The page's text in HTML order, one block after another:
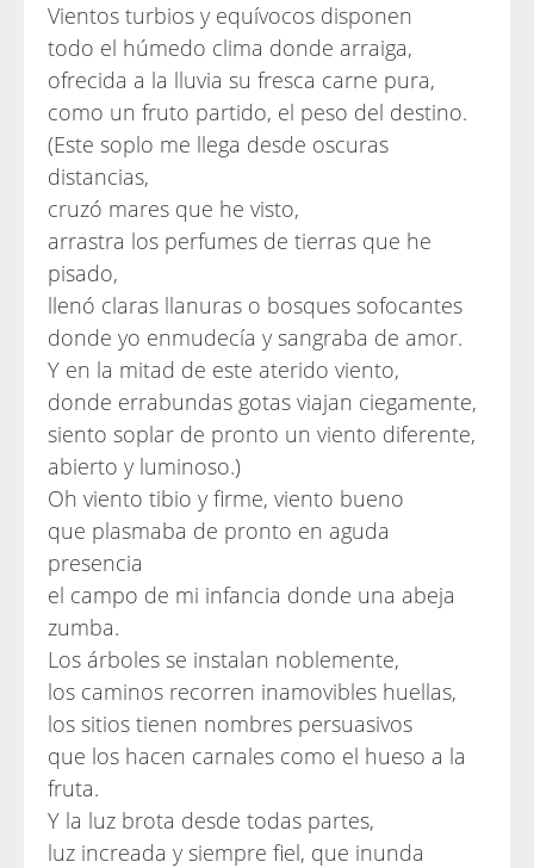
Vientos turbios y equívocos disponen
todo el húmedo clima donde arraiga,
ofrecida a la lluvia su fresca carne pura,
como un fruto partido, el peso del destino.
(Este soplo me llega desde oscuras
distancias,
cruzó mares que he visto,
arrastra los perfumes de tierras que he
pisado,
llenó claras llanuras o bosques sofocantes
donde yo enmudecía y sangraba de amor.
Y en la mitad de este aterido viento,
donde errabundas gotas viajan ciegamente,
siento soplar de pronto un viento diferente,
abierto y luminoso.)
Oh viento tibio y firme, viento bueno
que plasmaba de pronto en aguda
presencia
el campo de mi infancia donde una abeja
zumba.
Los árboles se instalan noblemente,
los caminos recorren inamovibles huellas,
los sitios tienen nombres persuasivos
que los hacen carnales como el hueso a la
fruta.
Y la luz brota desde todas partes,
luz increada y siempre fiel, que inunda